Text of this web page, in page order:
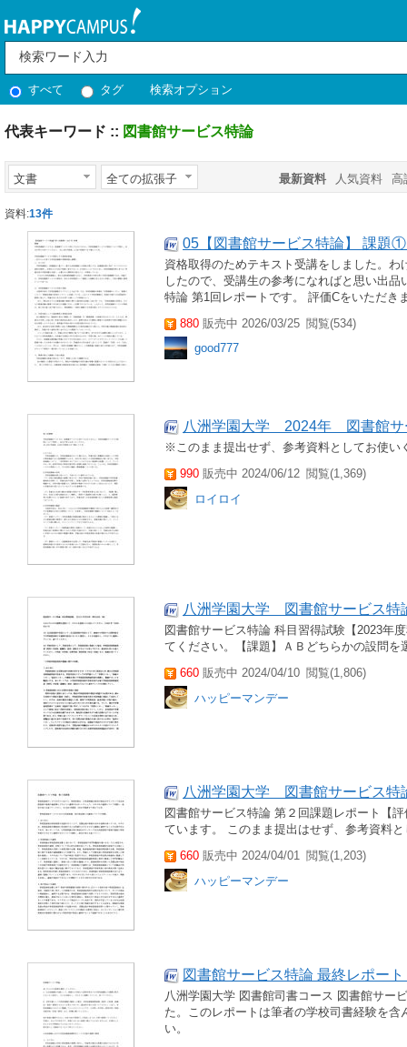
すべて タグ 検索オプション
代表キーワード :: 図書館サービス特論
文書 全ての拡張子 最新資料 人気資料 高
資料:13件
05【図書館サービス特論】 課題
資格取得のためテキスト受講をしました。
したので、受講生の参考になればと思い出
特論 第1回レポートです。 評価Cをいただき
880 販売中 2026/03/25 閲覧(534)
good777
八洲学園大学 2024年 図書館サ
※このまま提出せず、参考資料としてお使い
990 販売中 2024/06/12 閲覧(1,369)
ロイロイ
八洲学園大学 図書館サービス
図書館サービス特論 科目習得試験【2023年
てください。【課題】ＡＢどちらかの設問
660 販売中 2024/04/10 閲覧(1,806)
ハッピーマンデー
八洲学園大学 図書館サービス
図書館サービス特論 第２回課題レポート【
ています。 このまま提出はせず、参考資料
660 販売中 2024/04/01 閲覧(1,203)
ハッピーマンデー
図書館サービス特論 最終レポー
八洲学園大学 図書館司書コース 図書館サー
た。このレポートは筆者の学校司書経験を
い。